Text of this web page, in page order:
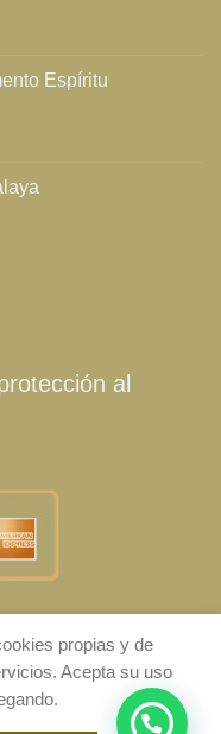
Espíritu
al
Aviso legal
Política de
Condiciones generales de
propias y de
Acepta su uso